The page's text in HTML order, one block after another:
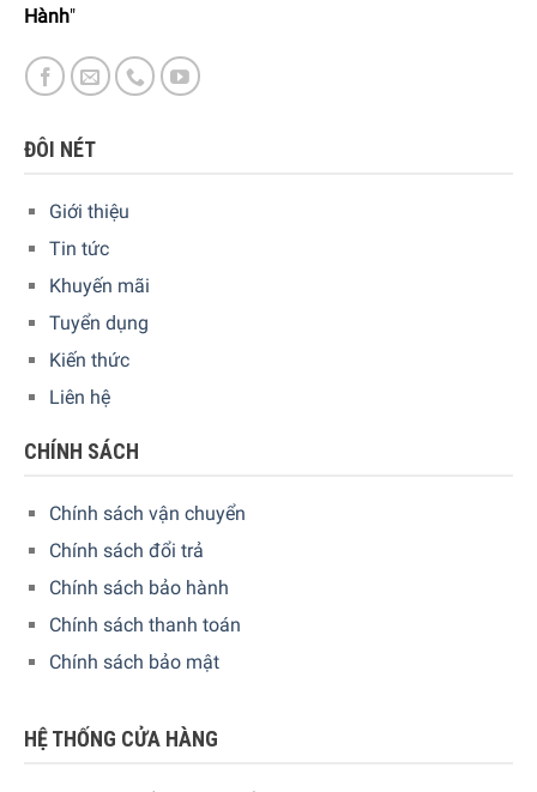
Ghế Massage Medisana Lounge Chair RS 650 Giúp Bạn Thư
trình massage. Để mang lại hiệu quả tốt nhất cho người sử
dụng, sản phẩm Ghế Massage Medisana Lounge Chair RS
650 cho phép tùy chỉnh tới 3 mức cường độ massage với vị
trí ngồi thoải mái.
Hành"
ĐÔI NÉT
Giới thiệu
Tin tức
Khuyến mãi
Tuyển dụng
Kiến thức
Liên hệ
CHÍNH SÁCH
Chính sách vận chuyển
Chính sách đổi trả
Chính sách bảo hành
Chính sách thanh toán
Chính sách bảo mật
HỆ THỐNG CỬA HÀNG